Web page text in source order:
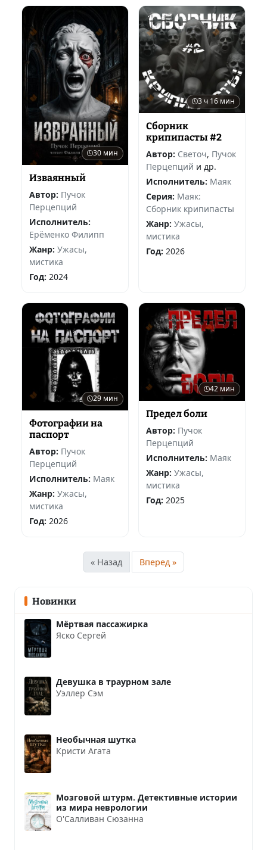
30 мин
Изваянный
Автор: Пучок
Перцепций
Исполнитель:
Ерёменко Филипп
Жанр: Ужасы,
мистика
Год: 2024
3 ч 16 мин
Сборник
крипипасты #2
Автор: Светоч, Пучок
Перцепций и др.
Исполнитель: Маяк
Серия: Маяк:
Сборник крипипасты
Жанр: Ужасы,
мистика
Год: 2026
29 мин
Фотографии на
паспорт
Автор: Пучок
Перцепций
Исполнитель: Маяк
Жанр: Ужасы,
мистика
Год: 2026
42 мин
Предел боли
Автор: Пучок
Перцепций
Исполнитель: Маяк
Жанр: Ужасы,
мистика
Год: 2025
« Назад Вперед »
Новинки
Мёртвая пассажирка
Яско Сергей
Девушка в траурном зале
Уэллер Сэм
Необычная шутка
Кристи Агата
Мозговой штурм. Детективные истории
из мира неврологии
О'Салливан Сюзанна